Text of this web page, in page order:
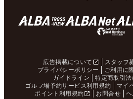
広告掲載について スタッフ
プライバシーポリシー
ご利用に
ガイドライン
特定商取引
ゴルフ場予約サービス利用規約
マイ
ポイント利用規約
お問合せ